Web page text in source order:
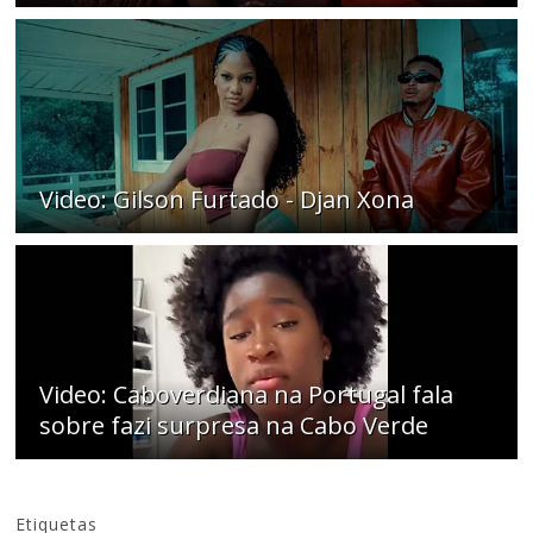
Video: Gilson Furtado - Djan Xona
Video: Caboverdiana na Portugal fala
sobre fazi surpresa na Cabo Verde
Etiquetas